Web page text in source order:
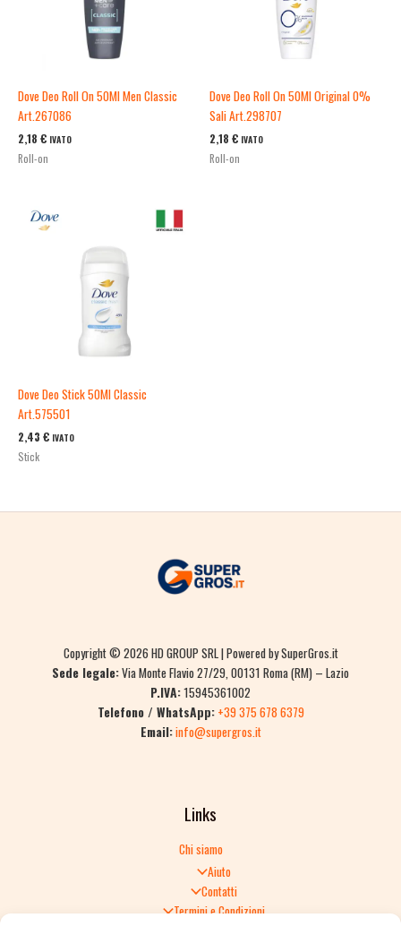
Dove Deo Roll On 50Ml Men Classic
Art.267086
2,18 € IVATO
Roll-on
Dove Deo Roll On 50Ml Original 0%
Sali Art.298707
2,18 € IVATO
Roll-on
Dove Deo Stick 50Ml Classic
Art.575501
2,43 € IVATO
Stick
Copyright © 2026 HD GROUP SRL | Powered by SuperGros.it
Sede legale:Via Monte Flavio 27/29, 00131 Roma (RM) – Lazio
P.IVA:15945361002
Telefono / WhatsApp: +39 375 678 6379
Email:info@supergros.it
Links
Chi siamo
Aiuto
Contatti
Termini e Condizioni